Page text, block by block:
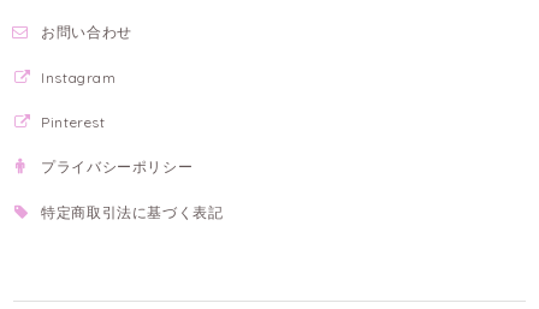
お問い合わせ
Instagram
Pinterest
プライバシーポリシー
特定商取引法に基づく表記